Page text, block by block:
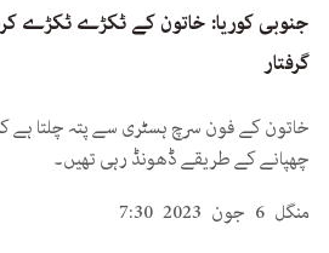
جنوبی کوریا: خاتون کے ٹکڑے ٹکڑے
گرفتار
خاتون کے فون سرچ ہسٹری سے پتہ چلتا ہے
چھپانے کے طریقے ڈھونڈ رہی تھیں۔
منگل 6 جون 2023 7:30